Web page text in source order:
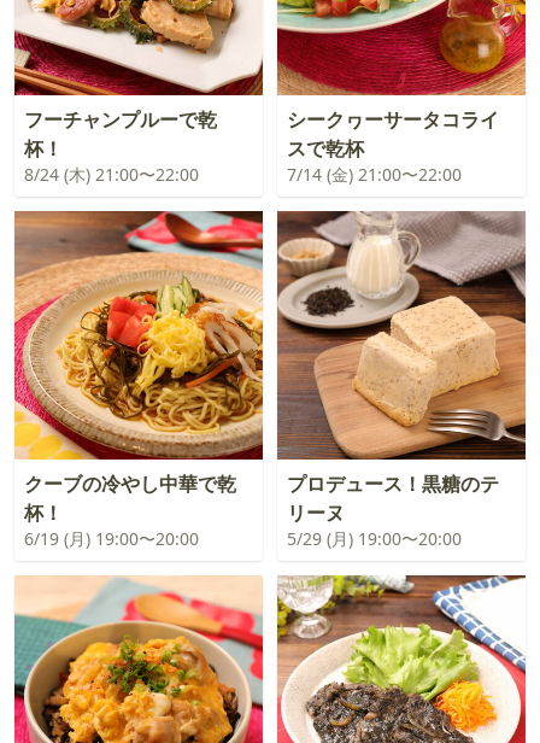
フーチャンプルーで乾
杯！
8/24 (木) 21:00〜22:00
シークヮーサータコライ
スで乾杯
7/14 (金) 21:00〜22:00
クーブの冷やし中華で乾
杯！
6/19 (月) 19:00〜20:00
プロデュース！黒糖のテ
リーヌ
5/29 (月) 19:00〜20:00